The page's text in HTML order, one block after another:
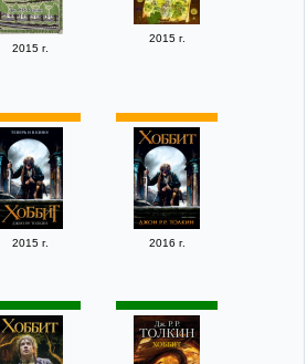
2015 г.
2015 г.
2015 г. 2016 г.